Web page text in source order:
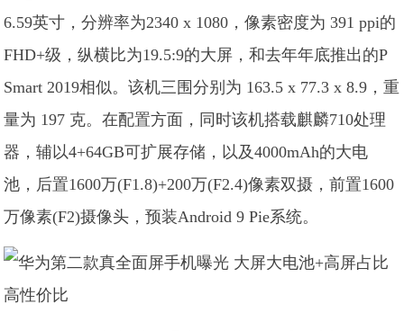
6.59英寸，分辨率为2340 x 1080，像素密度为 391 ppi的
FHD+级，纵横比为19.5:9的大屏，和去年年底推出的P
Smart 2019相似。该机三围分别为 163.5 x 77.3 x 8.9，重
量为 197 克。在配置方面，同时该机搭载麒麟710处理
器，辅以4+64GB可扩展存储，以及4000mAh的大电
池，后置1600万(F1.8)+200万(F2.4)像素双摄，前置1600
万像素(F2)摄像头，预装Android 9 Pie系统。